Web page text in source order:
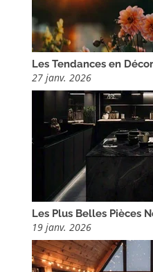
Les Tendances en
27 janv. 2026
Les Plus Belles Pièces
19 janv. 2026